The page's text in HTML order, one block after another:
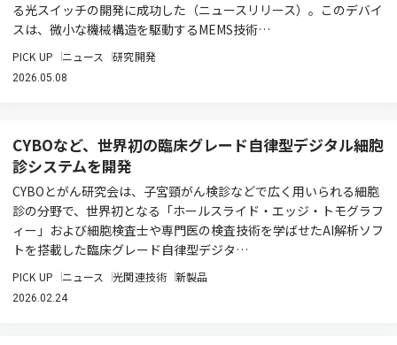
る光スイッチの開発に成功した（ニュースリリース）。このデバイ
スは、微小な機械構造を駆動するMEMS技術…
PICK UP ニュース 研究開発
2026.05.08
CYBOなど、世界初の臨床グレード自律型デジタル細胞
診システムを開発
CYBOとがん研究会は、子宮頸がん検診などで広く用いられる細胞
診の分野で、世界初となる「ホールスライド・エッジ・トモグラフ
ィー」および細胞検査士や専門医の検査技術を学ばせたAI解析ソフ
トを搭載した臨床グレード自律型デジタ…
PICK UP ニュース 光関連技術 新製品
2026.02.24